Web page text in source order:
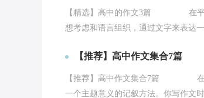
【精选】高中的作文3篇 在平平
想考虑和语言组织，通过文字来表达
【推荐】高中作文集合7篇
【推荐】高中作文集合7篇 在生
一个主题意义的记叙方法。你写作文